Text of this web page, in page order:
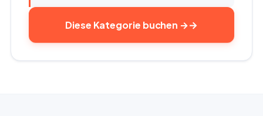
Diese Kategorie buchen →